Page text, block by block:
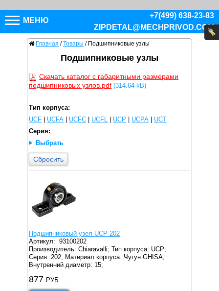
МЕНЮ
+7(499) 638-23-83
ZIPDETAL@MECHPRIVOD.COM
Главная / Товары / Подшипниковые узлы
Подшипниковые узлы
Скачать каталог с габаритными размерами
подшипниковых узлов.pdf (314.64 kB)
Тип корпуса:
UCF
UCFA UCFC UCFL UCP UCPA
UCT
Серия:
Выбрать
Сбросить
Подшипниковый узел UCP 202
Артикул:93100202
Производитель: Chiaravalli; Тип корпуса: UCP;
Серия: 202; Материал корпуса: Чугун GHISA;
Внутренний диаметр: 15;
877 РУБ